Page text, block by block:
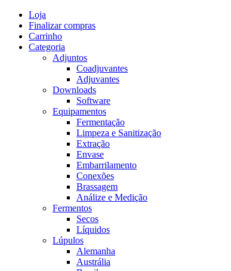
Skip
content
Loja
Finalizar compras
Carrinho
Categoria
Adjuntos
Coadjuvantes
Adjuvantes
Downloads
Software
Equipamentos
Fermentação
Limpeza e Sanitização
Extração
Envase
Embarrilamento
Conexões
Brassagem
Análize e Medição
Fermentos
Secos
Líquidos
Lúpulos
Alemanha
Austrália